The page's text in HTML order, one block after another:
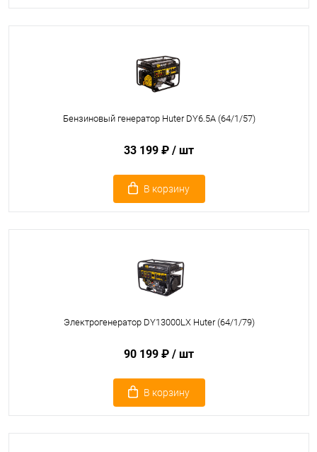
Бензиновый генератор Huter DY6.5A (64/1/57)
33 199 ₽ / шт
В корзину
Электрогенератор DY13000LX Huter (64/1/79)
90 199 ₽ / шт
В корзину